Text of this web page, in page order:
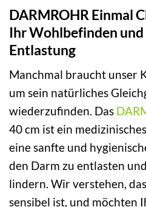
DARMROHR Einmal
Ihr Wohlbefinden
Entlastung
Manchmal braucht unser
um sein natürliches
wiederzufinden. Das
40 cm ist ein
eine sanfte und
den Darm zu entlasten
lindern. Wir verstehen,
sensibel ist, und möchten